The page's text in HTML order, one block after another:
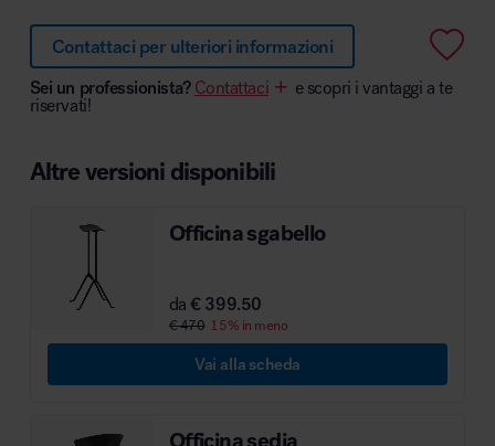
Area hospitality
Contattaci per ulteriori informazioni
Sei un professionista? Contattaci
e scopri i vantaggi a te
riservati!
Altre versioni disponibili
Officina sgabello
da€ 399.50
€ 470 15% in meno
Vai alla scheda